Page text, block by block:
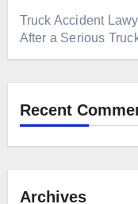
Truck Accident
After a Serious
Recent
Archives